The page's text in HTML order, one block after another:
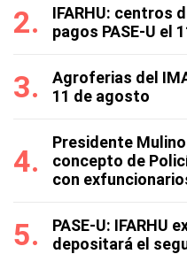
IFARHU: centros
pagos PASE-U el
Agroferias del
11 de agosto
Presidente
concepto de
con
PASE-U: IFARHU
depositará el